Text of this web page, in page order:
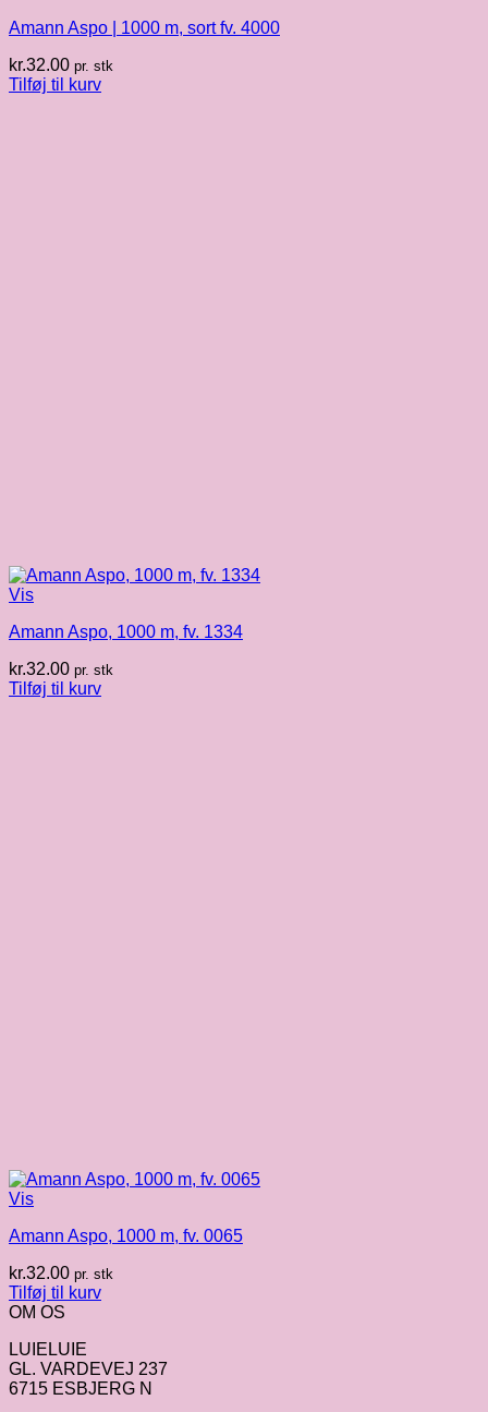
Amann Aspo | 1000 m, sort fv. 4000
kr.32.00 pr. stk
Tilføj til kurv
Vis
Amann Aspo, 1000 m, fv. 1334
kr.32.00 pr. stk
Tilføj til kurv
Vis
Amann Aspo, 1000 m, fv. 0065
kr.32.00 pr. stk
Tilføj til kurv
OM OS
LUIELUIE
GL. VARDEVEJ 237
6715 ESBJERG N